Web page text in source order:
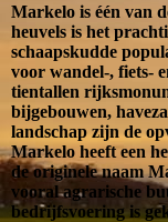
Markelo is één van
heuvels is het
schaapskudde
voor wandel-, fiets-
tientallen
bijgebouwen,
landschap zijn de
Markelo heeft een
de originele naam
vooral agrarische
bedrijfsvoering is